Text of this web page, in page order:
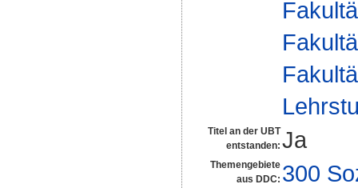
Titel an der UBT
entstanden: Ja
Themengebiete
aus DDC: 300